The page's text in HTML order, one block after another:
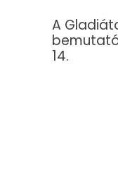
A
14.